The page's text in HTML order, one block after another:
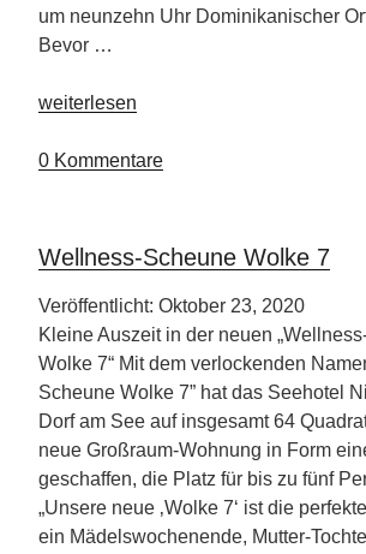
um neunzehn Uhr Dominikanischer
Bevor …
„Ein
Trip
weiterlesen
0 Kommentare
Wellness-Scheune Wolke 7
Veröffentlicht: Oktober 23, 2020
Kleine Auszeit in der neuen
Wolke 7“ Mit dem verlockenden
Scheune Wolke 7” hat das Seehotel
Dorf am See auf insgesamt 64
neue Großraum-Wohnung in Form
geschaffen, die Platz für bis zu fünf
„Unsere neue ‚Wolke 7‘ ist die
ein Mädelswochenende, Mutter-